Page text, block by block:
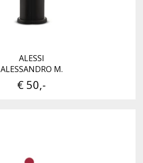
ALESSI
ALESSANDRO M.
€ 50,-